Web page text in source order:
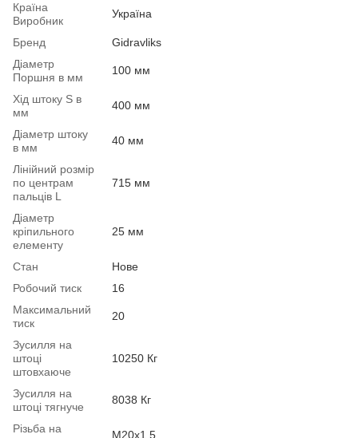
Країна
Виробник
Україна
Бренд
Gidravliks
Діаметр
Поршня в мм
100 мм
Хід штоку S в
мм
400 мм
Діаметр штоку
в мм
40 мм
Лінійний розмір
по центрам
пальців L
715 мм
Діаметр
кріпильного
елементу
25 мм
Стан
Нове
Робочий тиск
16
Максимальний
тиск
20
Зусилля на
штоці
штовхаюче
10250 Кг
Зусилля на
штоці тягнуче
8038 Кг
Різьба на
М20х1.5